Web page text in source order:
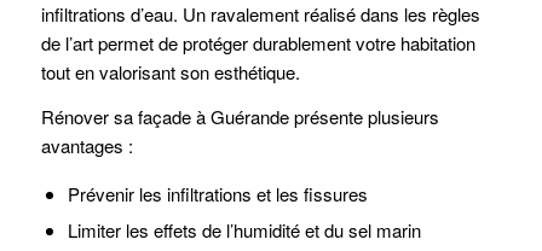
infiltrations d’eau. Un ravalement réalisé dans les règles
de l’art permet de protéger durablement votre habitation
tout en valorisant son esthétique.
Rénover sa façade à Guérande présente plusieurs
avantages :
Prévenir les infiltrations et les fissures
Limiter les effets de l’humidité et du sel marin